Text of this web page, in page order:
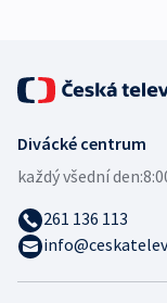
Divácké centrum
každý všední den:
261 136 113